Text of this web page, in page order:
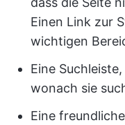
Einen Link zur
wichtigen
Eine
wonach sie
Eine